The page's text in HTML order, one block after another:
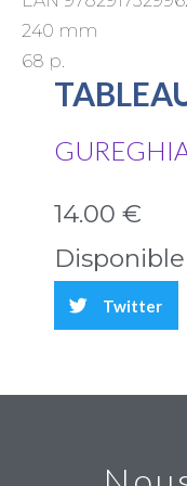
240 mm
68 p.
14.00 €
Disponible
Twitter